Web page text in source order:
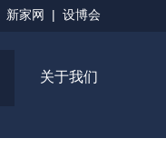
新家网 | 设博会
关于我们